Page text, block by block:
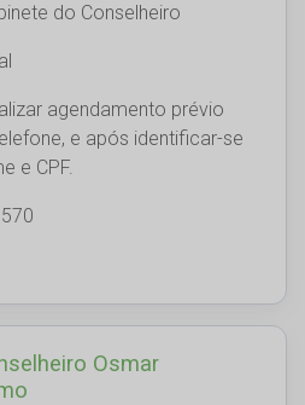
do Conselheiro
agendamento prévio
e após identificar-se
e CPF.
Osmar